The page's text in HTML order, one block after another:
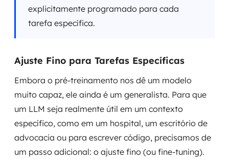
explicitamente programado para cada
tarefa específica.
Ajuste Fino para Tarefas Específicas
Embora o pré-treinamento nos dê um modelo
muito capaz, ele ainda é um generalista. Para que
um LLM seja realmente útil em um contexto
específico, como em um hospital, um escritório de
advocacia ou para escrever código, precisamos de
um passo adicional: o ajuste fino (ou fine-tuning).